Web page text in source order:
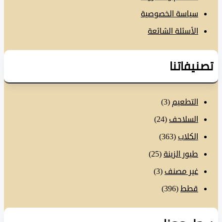
سياسة الخصوصية
الأسئلة الشائعة
التطعيم(3)
السلاحف(24)
الكلاب(363)
طيور الزينة (25)
غير مصنف(3)
قطط
(396)